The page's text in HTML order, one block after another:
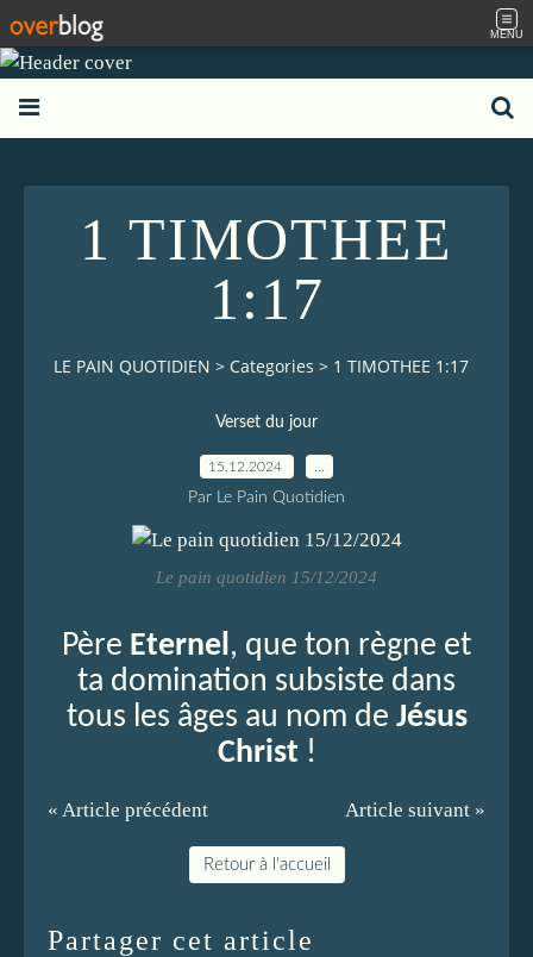
MENU
1 TIMOTHEE
1:17
LE PAIN QUOTIDIEN > Categories > 1 TIMOTHEE 1:17
Verset du jour
15.12.2024
Par Le Pain Quotidien
Le pain quotidien 15/12/2024
Père Eternel, que ton règne et
ta domination subsiste dans
tous les âges au nom de Jésus
Christ !
« Article précédent Article suivant »
Retour à l'accueil
Partager cet article